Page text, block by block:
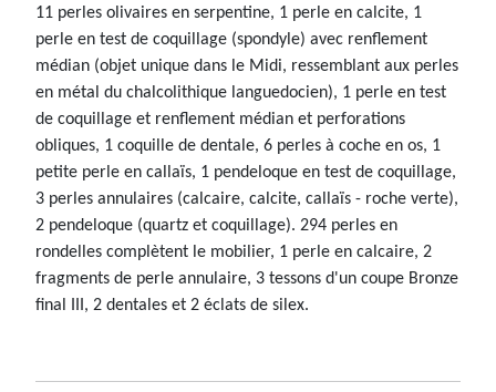
11 perles olivaires en serpentine, 1 perle en calcite, 1
perle en test de coquillage (spondyle) avec renflement
médian (objet unique dans le Midi, ressemblant aux perles
en métal du chalcolithique languedocien), 1 perle en test
de coquillage et renflement médian et perforations
obliques, 1 coquille de dentale, 6 perles à coche en os, 1
petite perle en callaïs, 1 pendeloque en test de coquillage,
3 perles annulaires (calcaire, calcite, callaïs - roche verte),
2 pendeloque (quartz et coquillage). 294 perles en
rondelles complètent le mobilier, 1 perle en calcaire, 2
fragments de perle annulaire, 3 tessons d'un coupe Bronze
final III, 2 dentales et 2 éclats de silex.